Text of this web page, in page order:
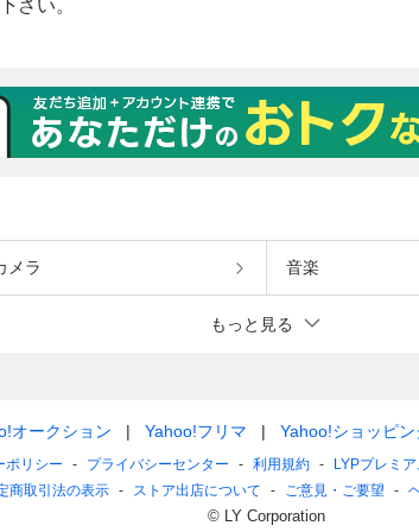
メラ 音楽
もっと見る
オークション Yahoo!フリマ Yahoo!ショッピン
ポリシー プライバシーセンター 利用規約 LYPプレミ
商取引法の表示
ストア出店について ご意見・ご要望
© LY Corporation